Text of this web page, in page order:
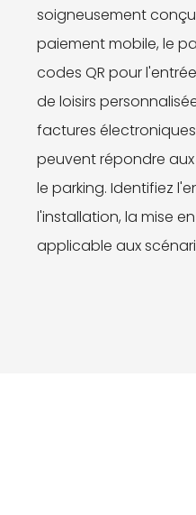
soigneusement
paiement mobile, le
codes QR pour
de loisirs
factures
peuvent répondre
le parking. Identifiez
l'installation, la mise
applicable aux